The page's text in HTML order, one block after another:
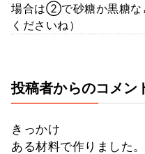
場合は②で砂糖か黒糖な
くださいね）
投稿者からのコメン
きっかけ
ある材料で作りました。